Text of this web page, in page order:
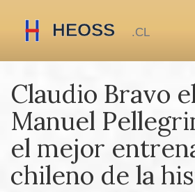
Claudio Bravo
Manuel
el mejor
chileno de la